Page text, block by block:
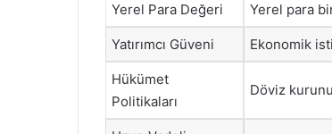
Yerel Para Değeri Yerel para
Yatırımcı Güveni Ekonomik
Hükümet
Politikaları
Döviz